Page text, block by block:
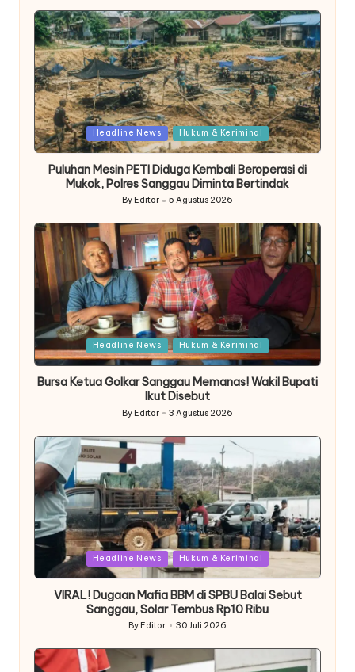
Posted
in
Headline News Hukum & Keriminal
Puluhan Mesin PETI Diduga Kembali Beroperasi di
Mukok, Polres Sanggau Diminta Bertindak
Posted
by
By Editor 5 Agustus 2026
in
Headline News Hukum & Keriminal
Bursa Ketua Golkar Sanggau Memanas! Wakil Bupati
Ikut Disebut
Posted
By Editor 3 Agustus 2026
Posted
in
Headline News Hukum & Keriminal
VIRAL! Dugaan Mafia BBM di SPBU Balai Sebut
Sanggau, Solar Tembus Rp10 Ribu
Posted
by
By Editor 30 Juli 2026